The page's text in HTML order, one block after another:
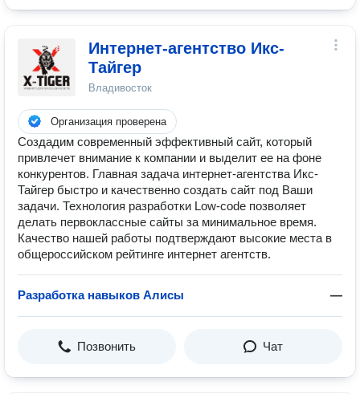
Интернет-агентство Икс-
Тайгер
Владивосток
Организация проверена
Создадим современный эффективный сайт, который
привлечет внимание к компании и выделит ее на фоне
конкурентов. Главная задача интернет-агентства Икс-
Тайгер быстро и качественно создать сайт под Ваши
задачи. Технология разработки Low-code позволяет
делать первоклассные сайты за минимальное время.
Качество нашей работы подтверждают высокие места в
общероссийском рейтинге интернет агентств.
Разработка навыков Алисы —
Позвонить Чат